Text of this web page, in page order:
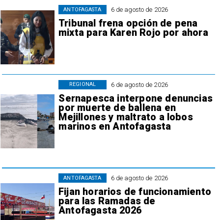
6 de agosto de 2026
Tribunal frena opción de pena
mixta para Karen Rojo por ahora
ANTOFAGASTA
6 de agosto de 2026
Sernapesca interpone denuncias
por muerte de ballena en
Mejillones y maltrato a lobos
marinos en Antofagasta
REGIONAL
6 de agosto de 2026
Fijan horarios de funcionamiento
para las Ramadas de
Antofagasta 2026
ANTOFAGASTA